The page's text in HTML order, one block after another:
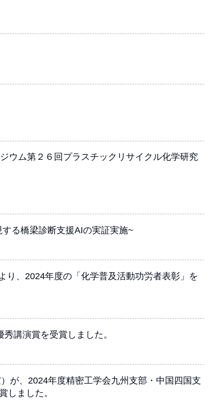
ウム第２６回プラスチックリサイクル化学研究
る橋梁診断支援AIの実証実施~
り、2024年度の「化学普及活動功労者表彰」を
講演賞を受賞しました。
が、2024年度精密工学会九州支部・中国四国支
しました。